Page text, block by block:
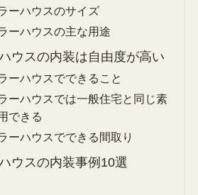
ーハウスのサイズ
ーハウスの主な用途
ウスの内装は自由度が高い
ーハウスでできること
ーハウスでは一般住宅と同じ素
できる
ーハウスでできる間取り
ウスの内装事例10選